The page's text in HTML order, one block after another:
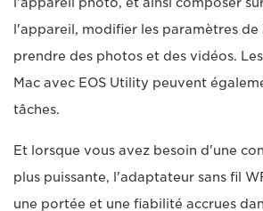
l'appareil photo, et ainsi composer
l'appareil, modifier les paramètres
prendre des photos et des vidéos.
Mac avec EOS Utility peuvent
tâches.
Et lorsque vous avez besoin d'une
plus puissante, l'adaptateur sans fil
une portée et une fiabilité accrues